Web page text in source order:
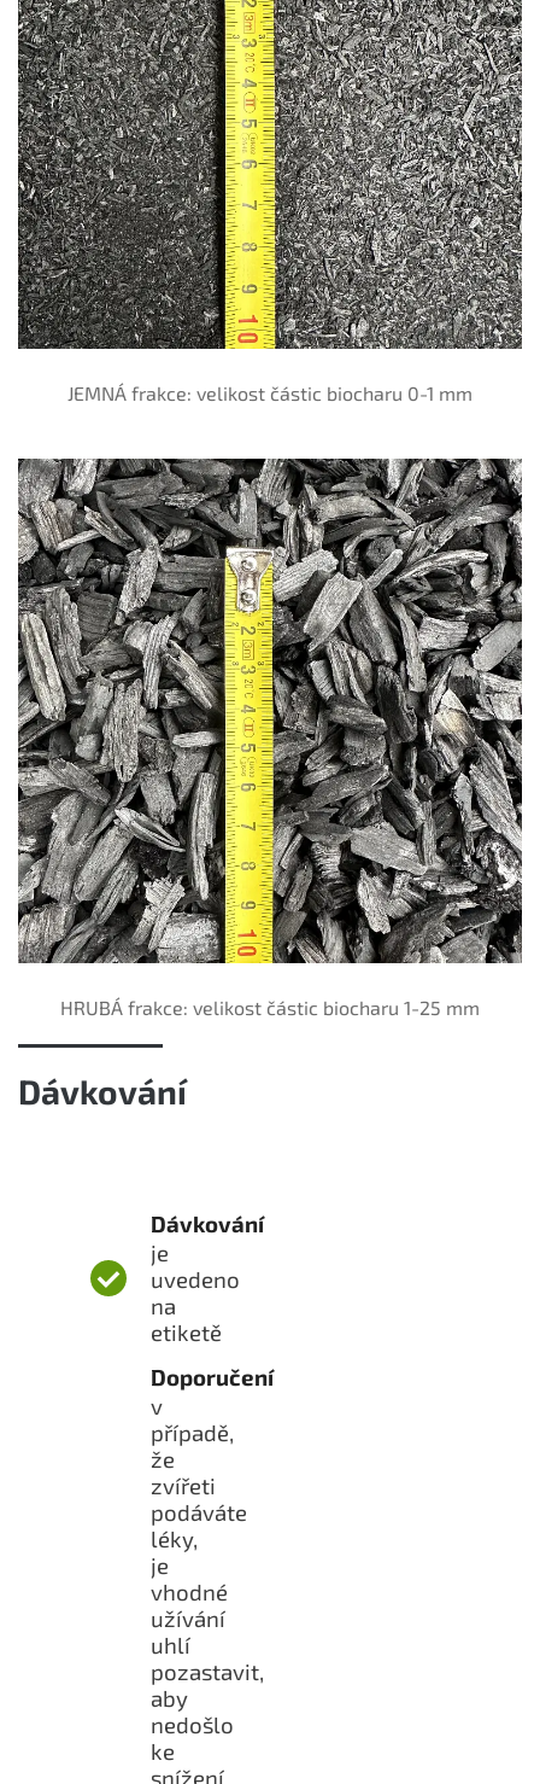
JEMNÁ frakce: velikost částic biocharu 0-1 mm
HRUBÁ frakce: velikost částic biocharu 1-25 mm
Dávkování
Dávkování
je
uvedeno
na
etiketě
Doporučení
v
případě,
že
zvířeti
podáváte
léky,
je
vhodné
užívání
uhlí
pozastavit,
aby
nedošlo
ke
snížení